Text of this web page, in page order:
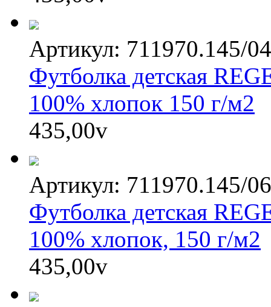
Артикул: 711970.145/
Футболка детская
100% хлопок 150 г/м2
435,00v
Артикул: 711970.145/
Футболка детская
100% хлопок, 150 г/м2
435,00v